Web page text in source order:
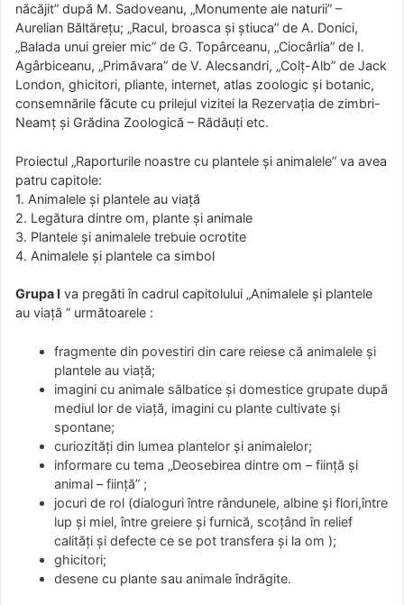
năcăjit” după M. Sadoveanu, „Monumente ale naturii” –
Aurelian Băltăreţu; „Racul, broasca şi ştiuca” de A. Donici,
„Balada unui greier mic” de G. Topârceanu, „Ciocârlia” de I.
Agârbiceanu, „Primăvara” de V. Alecsandri, „Colţ-Alb” de Jack
London, ghicitori, pliante, internet, atlas zoologic şi botanic,
consemnările făcute cu prilejul vizitei la Rezervaţia de zimbri-
Neamţ şi Grădina Zoologică – Rădăuţi etc.
Proiectul „Raporturile noastre cu plantele şi animalele” va avea
patru capitole:
1. Animalele şi plantele au viaţă
2. Legătura dintre om, plante şi animale
3. Plantele şi animalele trebuie ocrotite
4. Animalele şi plantele ca simbol
Grupa I va pregăti în cadrul capitolului „Animalele şi plantele
au viaţă ” următoarele :
fragmente din povestiri din care reiese că animalele şi
plantele au viaţă;
imagini cu animale sălbatice şi domestice grupate după
mediul lor de viaţă, imagini cu plante cultivate şi
spontane;
curiozităţi din lumea plantelor şi animalelor;
informare cu tema „Deosebirea dintre om – fiinţă şi
animal – fiinţă” ;
jocuri de rol (dialoguri între rândunele, albine şi flori,între
lup şi miel, între greiere şi furnică, scoţând în relief
calităţi şi defecte ce se pot transfera şi la om );
ghicitori;
desene cu plante sau animale îndrăgite.